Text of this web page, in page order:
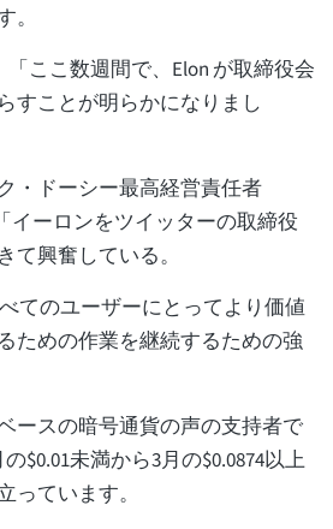
ここ数週間で、Elon が取締役会
すことが明らかになりまし
・ドーシー最高経営責任者
イーロンをツイッターの取締役
て興奮している。
てのユーザーにとってより価値
ための作業を継続するための強
ースの暗号通貨の声の支持者で
$0.01未満から3月の$0.0874以上
っています。